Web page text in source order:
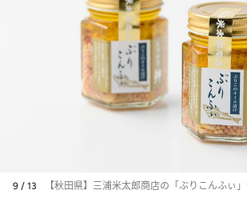
9 / 13 【秋田県】三浦米太郎商店の「ぶりこんふぃ